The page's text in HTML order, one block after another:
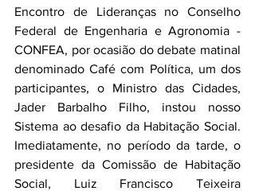
Encontro de Lideranças no Conselho
Federal de Engenharia e Agronomia -
CONFEA, por ocasião do debate matinal
denominado Café com Política, um dos
participantes, o Ministro das Cidades,
Jader Barbalho Filho, instou nosso
Sistema ao desafio da Habitação Social.
Imediatamente, no período da tarde, o
presidente da Comissão de Habitação
Social, Luiz Francisco Teixeira